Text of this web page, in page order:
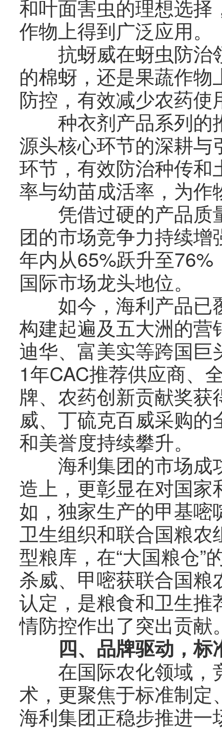
和叶面害虫的理想选
作物上得到广泛应用。
抗蚜威在蚜虫防治
的棉蚜，还是果蔬作
防控，有效减少农药
种衣剂产品系列的
源头核心环节的深耕
环节，有效防治种传
率与幼苗成活率，为
凭借过硬的产品质
团的市场竞争力持续
年内从65%跃升至
国际市场龙头地位。
如今，海利产品已
构建起遍及五大洲的
迪华、富美实等跨国
1年CAC推荐供应商、
牌、农药创新贡献奖
威、丁硫克百威采购
和美誉度持续攀升。
海利集团的市场成
造上，更彰显在对国
如，独家生产的甲基
卫生组织和联合国粮
型粮库，在“大国粮仓”
杀威、甲嘧获联合国
认定，是粮食和卫生
情防控作出了突出贡献
四、品牌驱动，标
在国际农化领域，
术，更聚焦于标准制
海利集团正稳步推进一